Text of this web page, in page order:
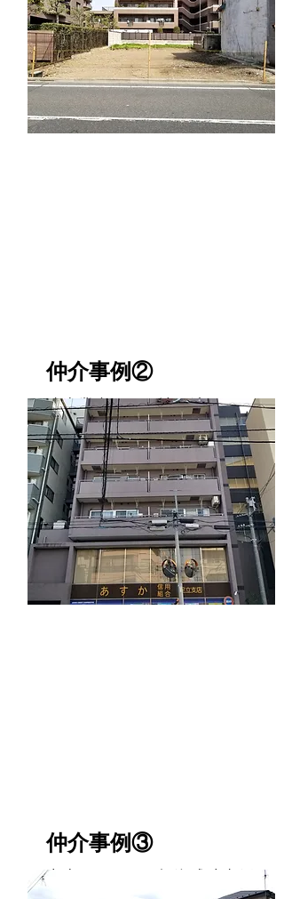
態
中古戸建
仲介事例②
建売業者への更地引渡し
不動
産形
態
土地
仲介事例③
中古マンション投資成功事例